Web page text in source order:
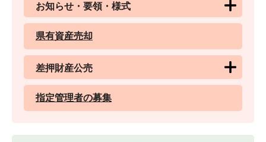
お知らせ・要領・様式
県有資産売却
差押財産公売
指定管理者の募集